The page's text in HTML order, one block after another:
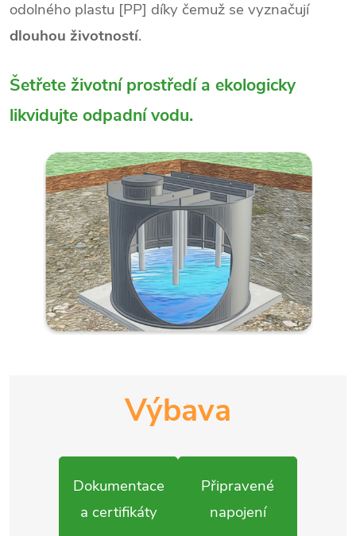
odolného plastu [PP] díky čemuž se vyznačují
dlouhou životností.
Šetřete životní prostředí a ekologicky
likvidujte odpadní vodu.
Výbava
Dokumentace
a certifikáty
Připravené
napojení